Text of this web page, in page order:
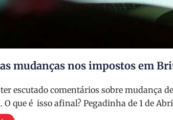
as mudanças nos impostos em
ter escutado comentários sobre mudança
O que é isso afinal? Pegadinha de 1 de